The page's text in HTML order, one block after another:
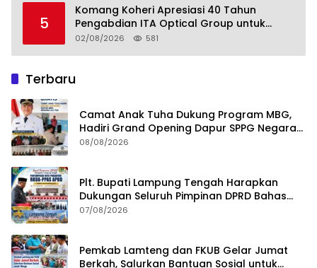
Menuju Indonesia Emas 2045
5
Komang Koheri Apresiasi 40 Tahun
Pengabdian ITA Optical Group untuk
Kesehatan Mata Masyarakat Lamteng
02/08/2026 581
Terbaru
Camat Anak Tuha Dukung Program MBG,
Hadiri Grand Opening Dapur SPPG Negara
Aji Tua Lampung Tengah
08/08/2026
Plt. Bupati Lampung Tengah Harapkan
Dukungan Seluruh Pimpinan DPRD Bahas
RKUA-PPAS APBD Tahun 2027
07/08/2026
Pemkab Lamteng dan FKUB Gelar Jumat
Berkah, Salurkan Bantuan Sosial untuk